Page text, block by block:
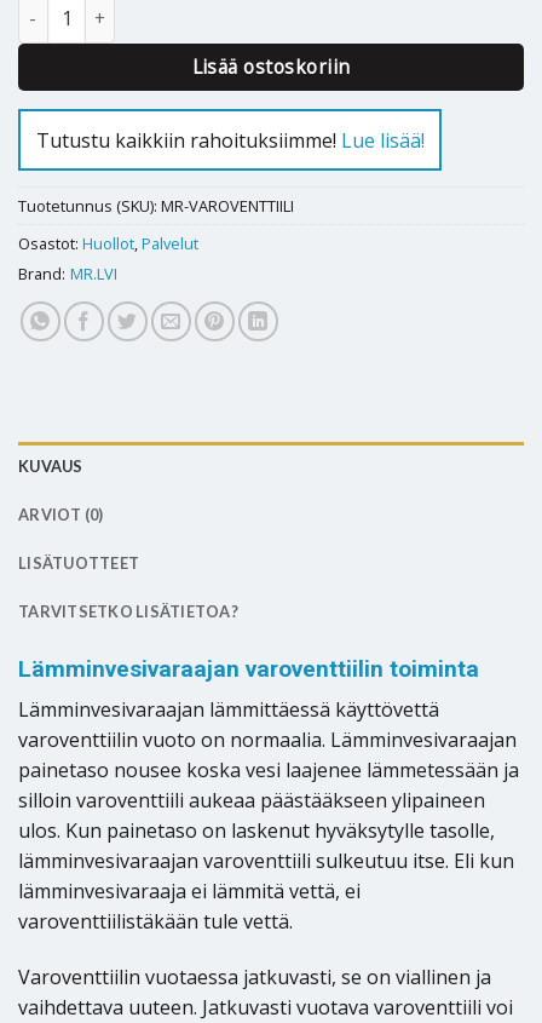
Varoventtiilin vaihto määrä
Lisää ostoskoriin
Tutustu kaikkiin rahoituksiimme! Lue lisää!
Tuotetunnus (SKU): MR-VAROVENTTIILI
Osastot: Huollot,Palvelut
Brand: MR.LVI
KUVAUS
ARVIOT (0)
LISÄTUOTTEET
TARVITSETKO LISÄTIETOA?
Lämminvesivaraajan varoventtiilin toiminta
Lämminvesivaraajan lämmittäessä käyttövettä
varoventtiilin vuoto on normaalia. Lämminvesivaraajan
painetaso nousee koska vesi laajenee lämmetessään ja
silloin varoventtiili aukeaa päästääkseen ylipaineen
ulos. Kun painetaso on laskenut hyväksytylle tasolle,
lämminvesivaraajan varoventtiili sulkeutuu itse. Eli kun
lämminvesivaraaja ei lämmitä vettä, ei
varoventtiilistäkään tule vettä.
Varoventtiilin vuotaessa jatkuvasti, se on viallinen ja
vaihdettava uuteen. Jatkuvasti vuotava varoventtiili voi